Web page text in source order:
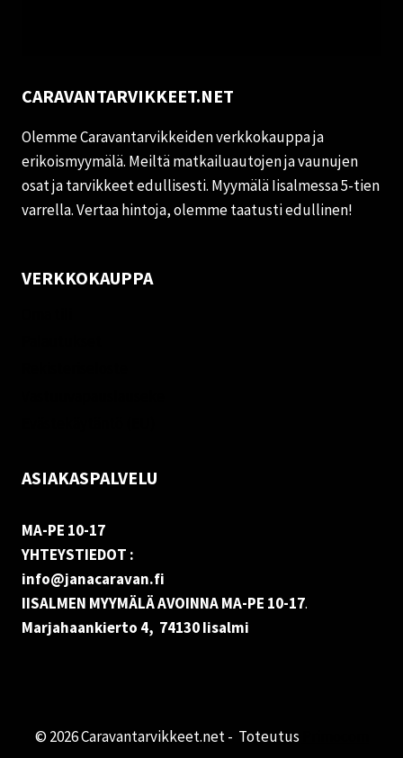
CARAVANTARVIKKEET.NET
Olemme Caravantarvikkeiden verkkokauppa ja
erikoismyymälä. Meiltä matkailuautojen ja vaunujen
osat ja tarvikkeet edullisesti. Myymälä Iisalmessa 5-tien
varrella. Vertaa hintoja, olemme taatusti edullinen!
VERKKOKAUPPA
ASIAKASPALVELU
MA-PE 10-17
YHTEYSTIEDOT :
info@janacaravan.fi
IISALMEN MYYMÄLÄ AVOINNA MA-PE 10-17.
Marjahaankierto 4, 74130 Iisalmi
© 2026 Caravantarvikkeet.net - Toteutus